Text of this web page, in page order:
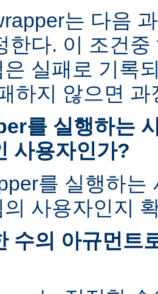
는 다음
한다. 이 조건
실패로 기록
하지 않으면
를 실행하는
사용자인가?
를 실행하는
의 사용자인지
수의 아규먼트